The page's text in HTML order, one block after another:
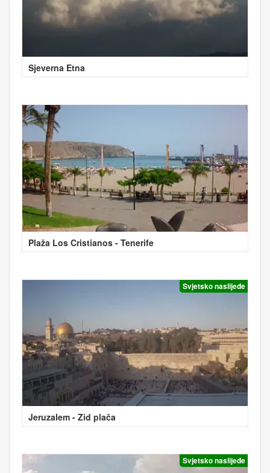
Sjeverna Etna
Plaža Los Cristianos - Tenerife
Svjetsko naslijeđe
Jeruzalem - Zid plača
Svjetsko naslijeđe